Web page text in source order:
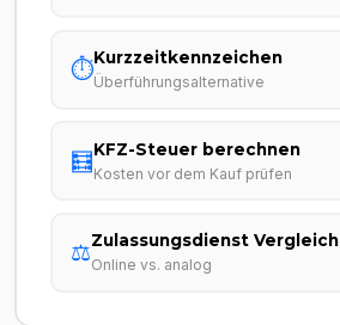
⏱️Kurzzeitkennzeichen
Überführungsalternative
🧮KFZ-Steuer berechnen
Kosten vor dem Kauf prüfen
⚖️Zulassungsdienst Vergleich
Online vs. analog